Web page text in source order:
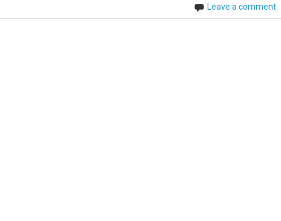
Leave a comment